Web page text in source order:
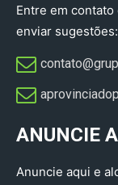
Entre em
enviar sugestões:
ANUNCIE
Anuncie aqui e